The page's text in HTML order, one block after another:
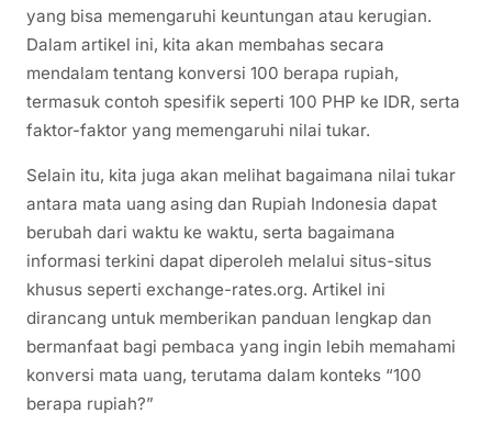
yang bisa memengaruhi keuntungan atau kerugian.
Dalam artikel ini, kita akan membahas secara
mendalam tentang konversi 100 berapa rupiah,
termasuk contoh spesifik seperti 100 PHP ke IDR, serta
faktor-faktor yang memengaruhi nilai tukar.
Selain itu, kita juga akan melihat bagaimana nilai tukar
antara mata uang asing dan Rupiah Indonesia dapat
berubah dari waktu ke waktu, serta bagaimana
informasi terkini dapat diperoleh melalui situs-situs
khusus seperti exchange-rates.org. Artikel ini
dirancang untuk memberikan panduan lengkap dan
bermanfaat bagi pembaca yang ingin lebih memahami
konversi mata uang, terutama dalam konteks “100
berapa rupiah?”